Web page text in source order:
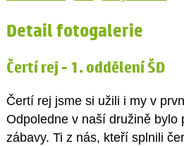
Detail fotogalerie
Čertí rej - 1. oddělení ŠD
Čertí rej jsme si užili i my v
Odpoledne v naší družině bylo
zábavy. Ti z nás, kteří splnili